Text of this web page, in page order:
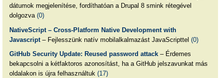
dátumok megjelenítése, fordíthatóan a Drupal 8 smink rétegével
dolgozva (0)
NativeScript – Cross-Platform Native Development with
Javascript– Fejlesszünk natív mobilalkalmazást JavaScripttel (0)
GitHub Security Update: Reused password attack– Érdemes
bekapcsolni a kétfaktoros azonosítást, ha a GitHub jelszavunkat más
oldalakon is újra felhasználtuk (17)